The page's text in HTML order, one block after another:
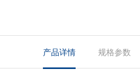
产品详情 规格参数